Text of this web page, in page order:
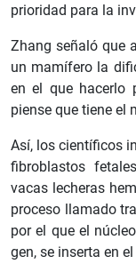
prioridad para la
Zhang señaló que
un mamífero la
en el que hacerlo
piense que tiene el
Así, los científicos
fibroblastos
vacas lecheras
proceso llamado
por el que el
gen, se inserta en